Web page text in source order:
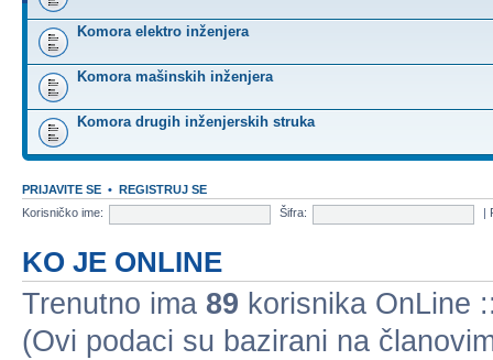
Komora elektro inženjera
Komora mašinskih inženjera
Komora drugih inženjerskih struka
PRIJAVITE SE • REGISTRUJ SE
Korisničko ime:
Šifra:
KO JE ONLINE
Trenutno ima 89 korisnika OnLine
(Ovi podaci su bazirani na